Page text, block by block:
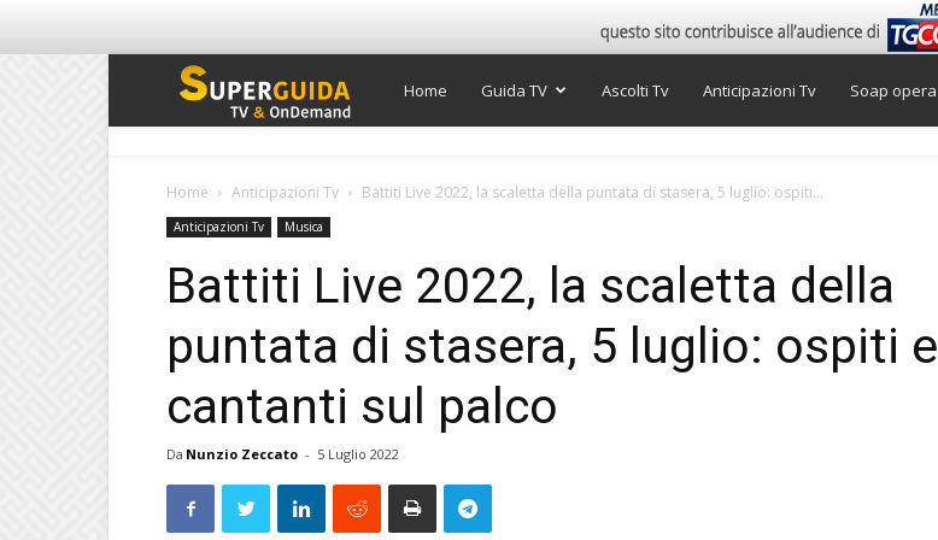
Super
Home Guida TV Ascolti Tv Anticipazioni Tv Soap opera
Home Anticipazioni Tv Battiti Live 2022, la scaletta della puntata di stasera, 5 luglio: ospiti...
Anticipazioni Tv Musica
Battiti Live 2022, la scaletta della
puntata di stasera, 5 luglio: ospiti e
cantanti sul palco
Da Nunzio Zeccato - 5 Luglio 2022